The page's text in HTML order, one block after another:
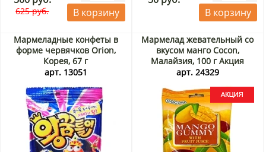
625 руб. В корзину В корзину
Мармеладные конфеты в
форме червячков Orion,
Корея, 67 г
арт. 13051
Мармелад жевательный со
вкусом манго Cocon,
Малайзия, 100 г Акция
арт. 24329